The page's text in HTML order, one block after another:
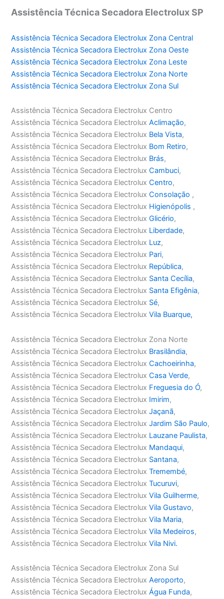
Assistência Técnica Secadora Electrolux SP
Assistência Técnica Secadora Electrolux Zona Central
Assistência Técnica Secadora Electrolux Zona Oeste
Assistência Técnica Secadora Electrolux Zona Leste
Assistência Técnica Secadora Electrolux Zona Norte
Assistência Técnica Secadora Electrolux Zona Sul
Assistência Técnica Secadora Electrolux Centro
Assistência Técnica Secadora ElectroluxAclimação,
Assistência Técnica Secadora Electrolux Bela Vista,
Assistência Técnica Secadora Electrolux Bom Retiro,
Assistência Técnica Secadora Electrolux Brás,
Assistência Técnica Secadora ElectroluxCambuci,
Assistência Técnica Secadora ElectroluxCentro,
Assistência Técnica Secadora ElectroluxConsolação ,
Assistência Técnica Secadora Electrolux Higienópolis ,
Assistência Técnica Secadora ElectroluxGlicério,
Assistência Técnica Secadora Electrolux Liberdade,
Assistência Técnica Secadora Electrolux Luz,
Assistência Técnica Secadora Electrolux Pari,
Assistência Técnica Secadora Electrolux República,
Assistência Técnica Secadora Electrolux Santa Cecília,
Assistência Técnica Secadora Electrolux Santa Efigênia,
Assistência Técnica Secadora Electrolux Sé,
Assistência Técnica Secadora ElectroluxVila Buarque,
Assistência Técnica Secadora Electrolux Zona Norte
Assistência Técnica Secadora Electrolux Brasilândia,
Assistência Técnica Secadora ElectroluxCachoeirinha,
Assistência Técnica Secadora ElectroluxCasa Verde,
Assistência Técnica Secadora Electrolux Freguesia do Ó,
Assistência Técnica Secadora Electrolux Imirim,
Assistência Técnica Secadora ElectroluxJaçanã,
Assistência Técnica Secadora ElectroluxJardim São Paulo,
Assistência Técnica Secadora Electrolux Lauzane Paulista,
Assistência Técnica Secadora Electrolux Mandaqui,
Assistência Técnica Secadora Electrolux Santana,
Assistência Técnica Secadora ElectroluxTremembé,
Assistência Técnica Secadora ElectroluxTucuruvi,
Assistência Técnica Secadora ElectroluxVila Guilherme,
Assistência Técnica Secadora ElectroluxVila Gustavo,
Assistência Técnica Secadora ElectroluxVila Maria,
Assistência Técnica Secadora ElectroluxVila Medeiros,
Assistência Técnica Secadora ElectroluxVila Nivi.
Assistência Técnica Secadora Electrolux Zona Sul
Assistência Técnica Secadora ElectroluxAeroporto,
Assistência Técnica Secadora ElectroluxÁgua Funda,